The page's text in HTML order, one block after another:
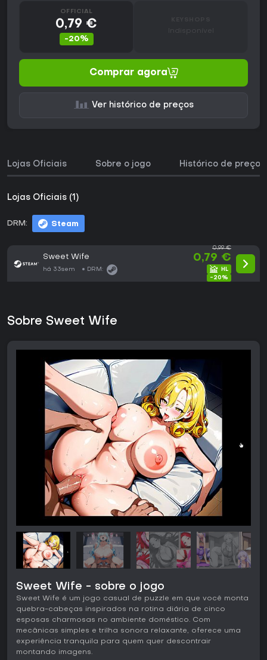
OFFICIAL
0,79 €
-20%
Indisponível
Comprar agora
Ver histórico de preços
Lojas Oficiais Sobre o jogo Histórico de preços
Lojas Oficiais (1)
DRM: Steam
Sweet Wife
há 33sem DRM:
0,99 €
0,79 €
-20%
Sobre Sweet Wife
Sweet Wife - sobre o jogo
Sweet Wife é um jogo casual de puzzle em que você monta
quebra-cabeças inspirados na rotina diária de cinco
esposas charmosas no ambiente doméstico. Com
mecânicas simples e trilha sonora relaxante, oferece uma
experiência tranquila para quem quer descontrair
montando imagens.